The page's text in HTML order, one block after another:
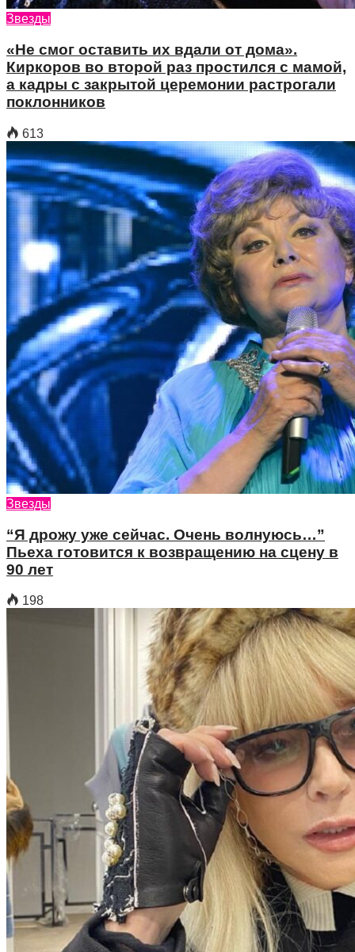
Звезды
«Не смог оставить их вдали от дома».
Киркоров во второй раз простился с мамой,
а кадры с закрытой церемонии растрогали
поклонников
613
Звезды
“Я дрожу уже сейчас. Очень волнуюсь…”
Пьеха готовится к возвращению на сцену в
90 лет
198